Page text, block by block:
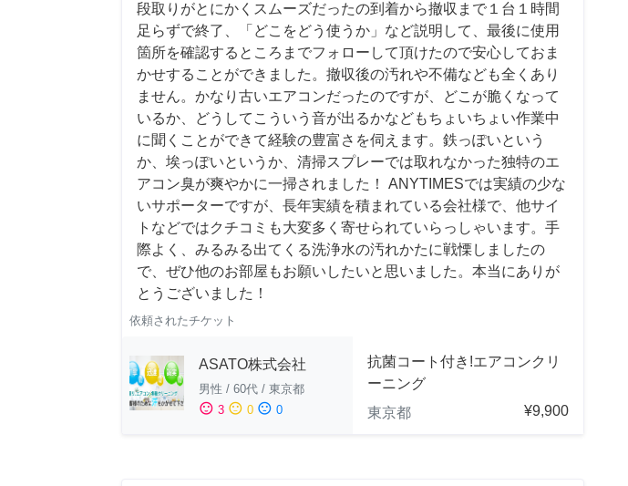
段取りがとにかくスムーズだったの到着から撤収まで１台１時間
足らずで終了、「どこをどう使うか」など説明して、最後に使用
箇所を確認するところまでフォローして頂けたので安心しておま
かせすることができました。撤収後の汚れや不備なども全くあり
ません。かなり古いエアコンだったのですが、どこが脆くなって
いるか、どうしてこういう音が出るかなどもちょいちょい作業中
に聞くことができて経験の豊富さを伺えます。鉄っぽいという
か、埃っぽいというか、清掃スプレーでは取れなかった独特のエ
アコン臭が爽やかに一掃されました！ ANYTIMESでは実績の少な
いサポーターですが、長年実績を積まれている会社様で、他サイ
トなどではクチコミも大変多く寄せられていらっしゃいます。手
際よく、みるみる出てくる洗浄水の汚れかたに戦慄しましたの
で、ぜひ他のお部屋もお願いしたいと思いました。本当にありが
とうございました！
依頼されたチケット
ASATO株式会社
男性 / 60代 / 東京都
sentiment_satisfied 3 sentiment_neutral 0 sentiment_dissatisfied 0
抗菌コート付き!エアコンクリ
ーニング
東京都
¥9,900